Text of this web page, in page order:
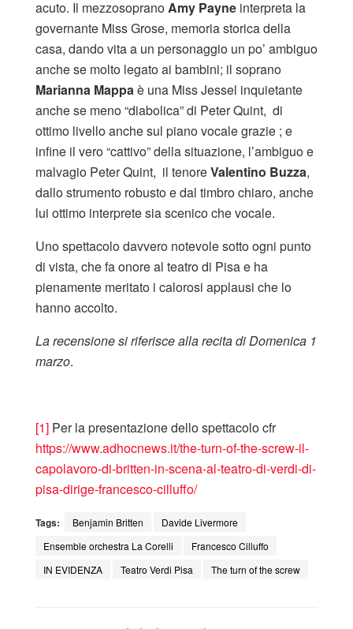
acuto. Il mezzosopranoAmy Payne interpreta la
governante Miss Grose, memoria storica della
casa, dando vita a un personaggio un po’ ambiguo
anche se molto legato ai bambini; il soprano
Marianna Mappaè una Miss Jessel inquietante
anche se meno “diabolica” di Peter Quint, di
ottimo livello anche sul piano vocale grazie ; e
infine il vero “cattivo” della situazione, l’ambiguo e
malvagio Peter Quint, il tenoreValentino Buzza,
dallo strumento robusto e dal timbro chiaro, anche
lui ottimo interprete sia scenico che vocale.
Uno spettacolo davvero notevole sotto ogni punto
di vista, che fa onore al teatro di Pisa e ha
pienamente meritato i calorosi applausi che lo
hanno accolto.
La recensione si riferisce alla recita di Domenica 1
marzo.
[1] Per la presentazione dello spettacolo cfr
https://www.adhocnews.it/the-turn-of-the-screw-il-
capolavoro-di-britten-in-scena-al-teatro-di-verdi-di-
pisa-dirige-francesco-cilluffo/
Tags: Benjamin Britten
Davide Livermore
Ensemble orchestra La Corelli
Francesco Cilluffo
IN EVIDENZA
Teatro Verdi Pisa The turn of the screw